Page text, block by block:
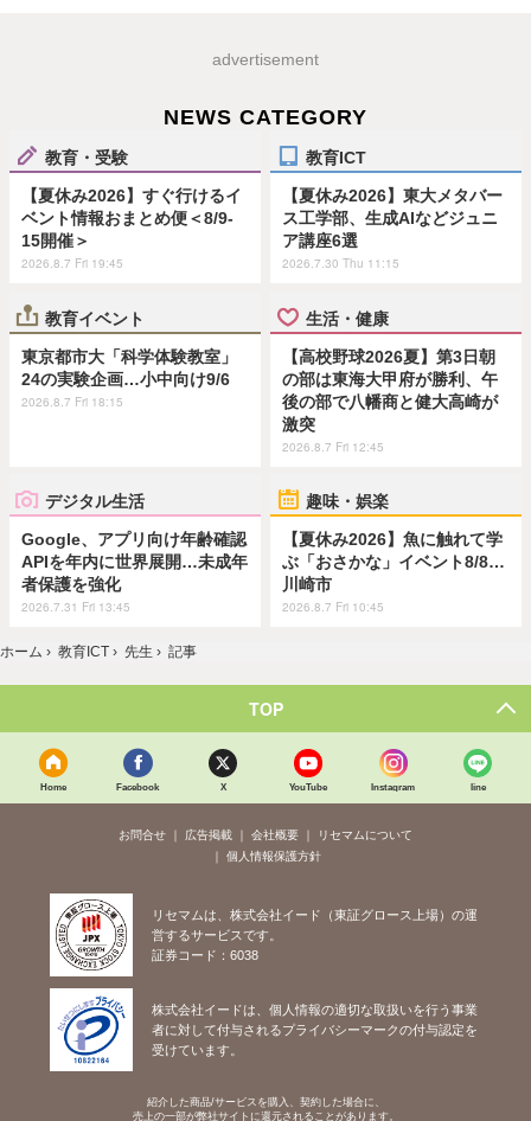
advertisement
NEWS CATEGORY
教育・受験
【夏休み2026】すぐ行けるイ
ベント情報おまとめ便＜8/9-
15開催＞
2026.8.7 Fri 19:45
教育ICT
【夏休み2026】東大メタバー
ス工学部、生成AIなどジュニ
ア講座6選
2026.7.30 Thu 11:15
教育イベント
東京都市大「科学体験教室」
24の実験企画…小中向け9/6
2026.8.7 Fri 18:15
生活・健康
【高校野球2026夏】第3日朝
の部は東海大甲府が勝利、午
後の部で八幡商と健大高崎が
激突
2026.8.7 Fri 12:45
デジタル生活
Google、アプリ向け年齢確認
APIを年内に世界展開…未成年
者保護を強化
2026.7.31 Fri 13:45
趣味・娯楽
【夏休み2026】魚に触れて学
ぶ「おさかな」イベント8/8…
川崎市
2026.8.7 Fri 10:45
ホーム › 教育ICT › 先生 › 記事
TOP
Home Facebook X YouTube Instagram line
お問合せ 広告掲載 会社概要
リセマムについて
個人情報保護方針
リセマムは、株式会社イード（東証グロース上場）の運
営するサービスです。
証券コード：6038
株式会社イードは、個人情報の適切な取扱いを行う事業
者に対して付与されるプライバシーマークの付与認定を
受けています。
紹介した商品/サービスを購入、契約した場合に、
売上の一部が弊社サイトに還元されることがあります。